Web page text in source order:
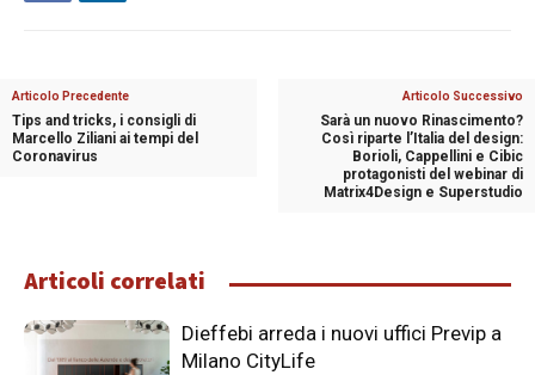
Articolo Precedente
Tips and tricks, i consigli di
Marcello Ziliani ai tempi del
Coronavirus
Articolo Successivo
Sarà un nuovo Rinascimento?
Così riparte l’Italia del design:
Borioli, Cappellini e Cibic
protagonisti del webinar di
Matrix4Design e Superstudio
Articoli correlati
Dieffebi arreda i nuovi uffici Previp a
Milano CityLife